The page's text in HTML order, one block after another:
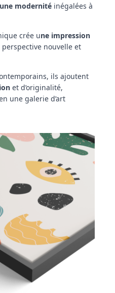
modernité inégalées à
crée une impression
nouvelle et
ils ajoutent
et d’originalité,
une galerie d’art